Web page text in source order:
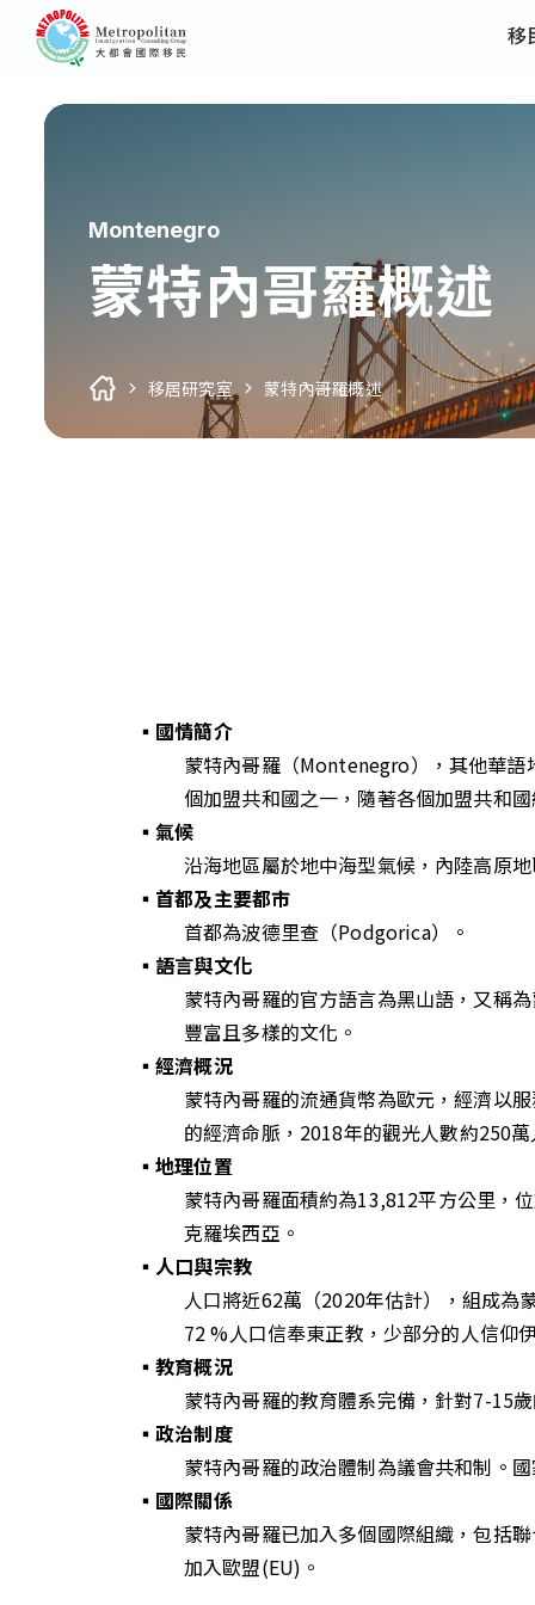
移
蒙特內哥羅概述
Montenegro
移居研究室 蒙特內哥羅概述
▪️國情簡介
蒙特內哥羅（Montenegro），其他華語
個加盟共和國之一，隨著各個加盟共和
▪️氣候
沿海地區屬於地中海型氣候，內陸高原
▪️首都及主要都市
首都為波德里查（Podgorica）。
▪️語言與文化
蒙特內哥羅的官方語言為黑山語，又稱
豐富且多樣的文化。
▪️經濟概況
蒙特內哥羅的流通貨幣為歐元，經濟以
的經濟命脈，2018年的觀光人數約250
▪️地理位置
蒙特內哥羅面積約為13,812平方公里，
克羅埃西亞。
▪️人口與宗教
人口將近62萬（2020年估計），組成為
72 %人口信奉東正教，少部分的人信仰
▪️教育概況
蒙特內哥羅的教育體系完備，針對7-15
▪️政治制度
蒙特內哥羅的政治體制為議會共和制。
▪️國際關係
蒙特內哥羅已加入多個國際組織，包括
加入歐盟(EU)。